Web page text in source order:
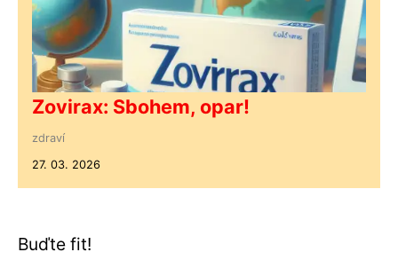
Zovirax: Sbohem, opar!
zdraví
27. 03. 2026
Buďte fit!